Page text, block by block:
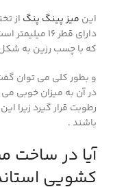
این میز پینگ پنگ از
دارای قطر
که با چسب رزین به
و بطور کلی می توان
در آن به میزان خوبی می
رطوبت قرار گیرد زیرا
باشند .
آیا در ساخت
کشویی